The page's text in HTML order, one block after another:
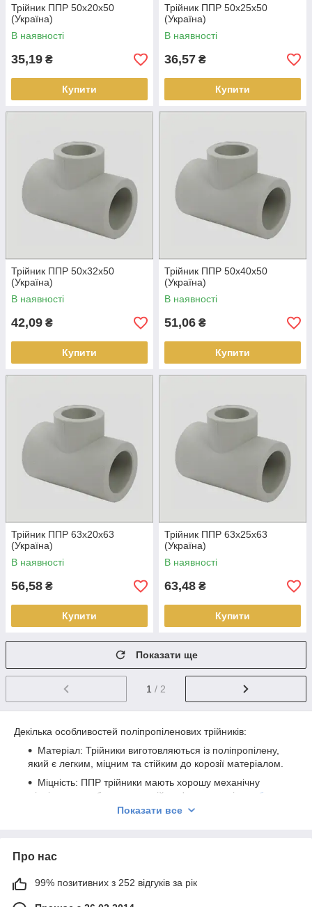
Трійник ППР 50х20х50
(Україна)
В наявності
35,19 ₴
Купити
Трійник ППР 50х25х50
(Україна)
В наявності
36,57 ₴
Купити
Трійник ППР 50х32х50
(Україна)
В наявності
42,09 ₴
Купити
Трійник ППР 50х40х50
(Україна)
В наявності
51,06 ₴
Купити
Трійник ППР 63х20х63
(Україна)
В наявності
56,58 ₴
Купити
Трійник ППР 63х25х63
(Україна)
В наявності
63,48 ₴
Купити
Показати ще
1 / 2
Декілька особливостей поліпропіленових трійників:
Матеріал: Трійники виготовляються із поліпропілену,
який є легким, міцним та стійким до корозії матеріалом.
Міцність: ППР трійники мають хорошу механічну
міцність, що забезпечує надійне з'єднання між
трубами
і довговічність усієї системи.
мінімізує ризик пошкоджень системи.
монтуються, що спрощує процес встановлення
Показати все
Про нас
99% позитивних з 252 відгуків за рік